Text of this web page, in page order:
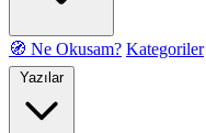
🧭 Ne Okusam? Kategoriler
Yazılar